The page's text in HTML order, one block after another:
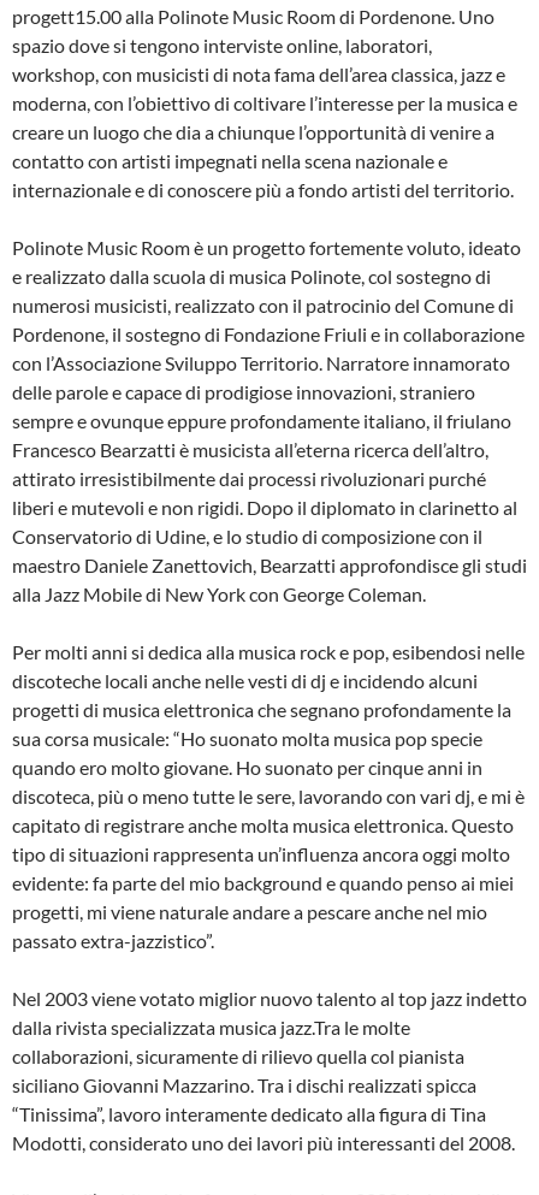
progett15.00 alla Polinote Music Room di Pordenone. Uno
spazio dove si tengono interviste online, laboratori,
workshop, con musicisti di nota fama dell’area classica, jazz e
moderna, con l’obiettivo di coltivare l’interesse per la musica e
creare un luogo che dia a chiunque l’opportunità di venire a
contatto con artisti impegnati nella scena nazionale e
internazionale e di conoscere più a fondo artisti del territorio.
Polinote Music Room è un progetto fortemente voluto, ideato
e realizzato dalla scuola di musica Polinote, col sostegno di
numerosi musicisti, realizzato con il patrocinio del Comune di
Pordenone, il sostegno di Fondazione Friuli e in collaborazione
con l’Associazione Sviluppo Territorio. Narratore innamorato
delle parole e capace di prodigiose innovazioni, straniero
sempre e ovunque eppure profondamente italiano, il friulano
Francesco Bearzatti è musicista all’eterna ricerca dell’altro,
attirato irresistibilmente dai processi rivoluzionari purché
liberi e mutevoli e non rigidi. Dopo il diplomato in clarinetto al
Conservatorio di Udine, e lo studio di composizione con il
maestro Daniele Zanettovich, Bearzatti approfondisce gli studi
alla Jazz Mobile di New York con George Coleman.
Per molti anni si dedica alla musica rock e pop, esibendosi nelle
discoteche locali anche nelle vesti di dj e incidendo alcuni
progetti di musica elettronica che segnano profondamente la
sua corsa musicale: “Ho suonato molta musica pop specie
quando ero molto giovane. Ho suonato per cinque anni in
discoteca, più o meno tutte le sere, lavorando con vari dj, e mi è
capitato di registrare anche molta musica elettronica. Questo
tipo di situazioni rappresenta un’influenza ancora oggi molto
evidente: fa parte del mio background e quando penso ai miei
progetti, mi viene naturale andare a pescare anche nel mio
passato extra-jazzistico”.
Nel 2003 viene votato miglior nuovo talento al top jazz indetto
dalla rivista specializzata musica jazz.Tra le molte
collaborazioni, sicuramente di rilievo quella col pianista
siciliano Giovanni Mazzarino. Tra i dischi realizzati spicca
“Tinissima”, lavoro interamente dedicato alla figura di Tina
Modotti, considerato uno dei lavori più interessanti del 2008.